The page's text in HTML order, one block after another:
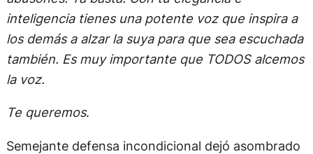
inteligencia tienes una potente voz que inspira a
los demás a alzar la suya para que sea escuchada
también. Es muy importante que TODOS alcemos
la voz.
Te queremos.
Semejante defensa incondicional dejó asombrado